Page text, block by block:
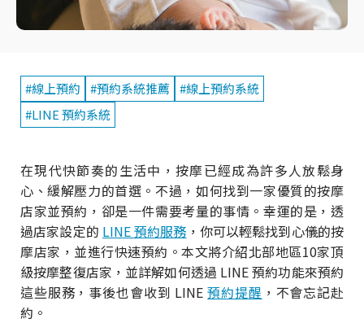
#線上預約 #預約系統推薦
#線上預約系統
#LINE 預約系統
在現代快節奏的生活中，按摩已經成為許多人放鬆身
心、緩解壓力的首選。不過，如何找到一家優質的按摩
店家並預約，卻是一件需要考量的事情。幸運的是，透
過店家設定的 LINE 預約服務 ，你可以輕鬆找到心儀的按
摩店家，並進行快速預約。本文將介紹北部地區10家頂
級按摩整復店家，並詳解如何透過 LINE 預約功能來預約
這些服務，事後也會收到 LINE預約提醒 ，不會忘記赴
約。